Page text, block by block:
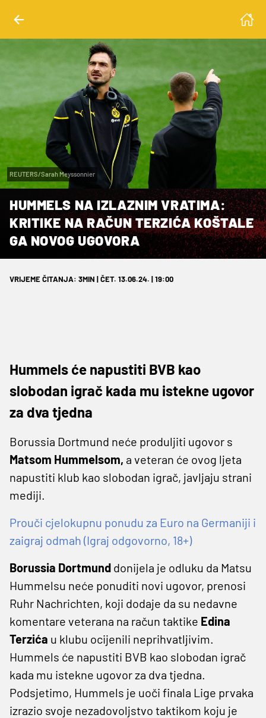
REUTERS/Sarah Meyssonnier
HUMMELS NA IZLAZNIM VRATIMA:
KRITIKE NA RAČUN TERZIĆA KOŠTALE
GA NOVOG UGOVORA
VRIJEME ČITANJA: 3MIN | ČET. 13.06.24. | 19:00
Hummels će napustiti BVB kao
slobodan igrač kada mu istekne ugovor
za dva tjedna
Borussia Dortmund neće produljiti ugovor s
Matsom Hummelsom, a veteran će ovog ljeta
napustiti klub kao slobodan igrač, javljaju strani
mediji.
Prouči cjelokupnu ponudu za Euro na Germaniji i
zaigraj odmah (Igraj odgovorno, 18+)
Borussia Dortmund donijela je odluku da Matsu
Hummelsu neće ponuditi novi ugovor, prenosi
Ruhr Nachrichten, koji dodaje da su nedavne
komentare veterana na račun taktike Edina
Terzića u klubu ocijenili neprihvatljivim.
Hummels će napustiti BVB kao slobodan igrač
kada mu istekne ugovor za dva tjedna.
Podsjetimo, Hummels je uoči finala Lige prvaka
izrazio svoje nezadovoljstvo taktikom koju je